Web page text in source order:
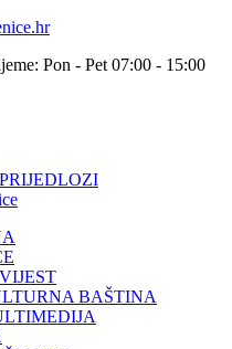
Pon - Pet 07:00 - 15:00
BAŠTINA